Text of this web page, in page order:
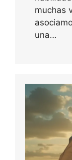
muchas
una…